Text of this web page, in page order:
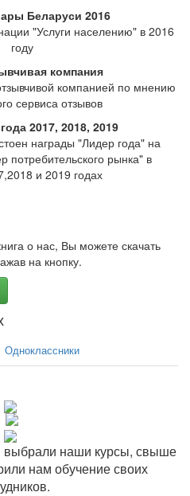
Беларуси 2016
"Услуги населению" в 2016
году
компания
компанией по мнению
сервиса отзывов
2017, 2018, 2019
награды "Лидер года" на
потребительского рынка" в
и 2019 годах
о нас, Вы можете скачать
на кнопку.
Одноклассники
выбрали наши курсы, свыше
нам обучение своих